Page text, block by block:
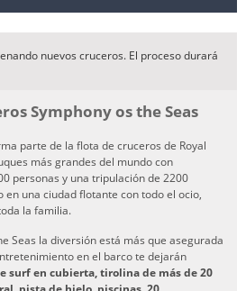
nuevos cruceros. El proceso durará
Symphony os the Seas
parte de la flota de cruceros de Royal
más grandes del mundo con
personas y una tripulación de 2200
en una ciudad flotante con todo el ocio,
la familia.
Seas la diversión está más que asegurada
en el barco te dejarán
surf en cubierta, tirolina de más de 20